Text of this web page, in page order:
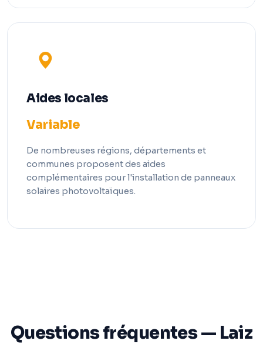
Aides locales
Variable
De nombreuses régions, départements et
communes proposent des aides
complémentaires pour l'installation de panneaux
solaires photovoltaïques.
Questions fréquentes — Laiz